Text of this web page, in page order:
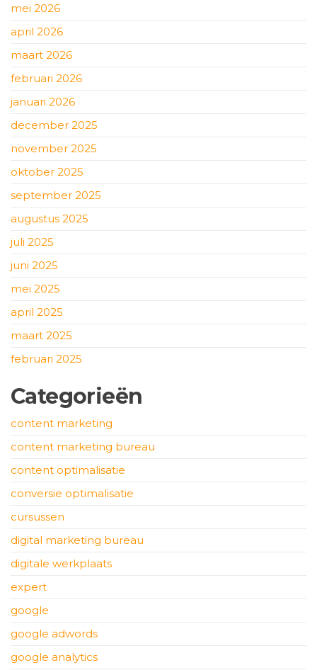
mei 2026
april 2026
maart 2026
februari 2026
januari 2026
december 2025
november 2025
oktober 2025
september 2025
augustus 2025
juli 2025
juni 2025
mei 2025
april 2025
maart 2025
februari 2025
Categorieën
content marketing
content marketing bureau
content optimalisatie
conversie optimalisatie
cursussen
digital marketing bureau
digitale werkplaats
expert
google
google adwords
google analytics